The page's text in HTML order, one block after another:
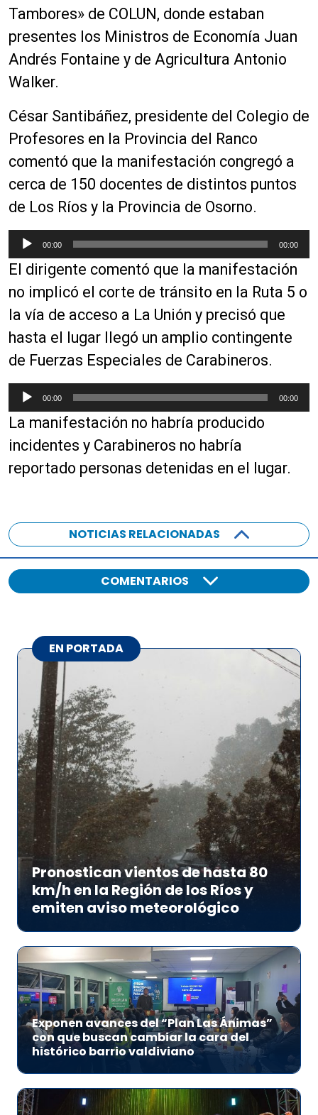
Tambores» de COLUN, donde estaban
presentes los Ministros de Economía Juan
Andrés Fontaine y de Agricultura Antonio
Walker.
César Santibáñez, presidente del Colegio de
Profesores en la Provincia del Ranco
comentó que la manifestación congregó a
cerca de 150 docentes de distintos puntos
de Los Ríos y la Provincia de Osorno.
e
p
r
o
d
u
c
r
d
e
u
o
00:00 00:00
El dirigente comentó que la manifestación
no implicó el corte de tránsito en la Ruta 5 o
la vía de acceso a La Unión y precisó que
hasta el lugar llegó un amplio contingente
de Fuerzas Especiales de Carabineros.
e
p
r
d
t
o
r
d
e
00:00 00:00
La manifestación no habría producido
incidentes y Carabineros no habría
reportado personas detenidas en el lugar.
NOTICIAS RELACIONADAS
COMENTARIOS
EN PORTADA
Pronostican vientos de hasta 80
km/h en la Región de los Ríos y
emiten aviso meteorológico
Exponen avances del “Plan Las Ánimas”
con que buscan cambiar la cara del
histórico barrio valdiviano